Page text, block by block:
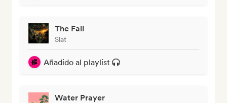
The Fall
Slat
Añadido al playlist
Water Prayer